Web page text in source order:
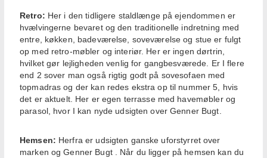
Retro: Her i den tidligere staldlænge på ejendommen er
hvælvingerne bevaret og den traditionelle indretning med
entre, køkken, badeværelse, soveværelse og stue er fulgt
op med retro-møbler og interiør. Her er ingen dørtrin,
hvilket gør lejligheden venlig for gangbesværede. Er I flere
end 2 sover man også rigtig godt på sovesofaen med
topmadras og der kan redes ekstra op til nummer 5, hvis
det er aktuelt. Her er egen terrasse med havemøbler og
parasol, hvor I kan nyde udsigten over Genner Bugt.
Hemsen: Herfra er udsigten ganske uforstyrret over
marken og Genner Bugt . Når du ligger på hemsen kan du